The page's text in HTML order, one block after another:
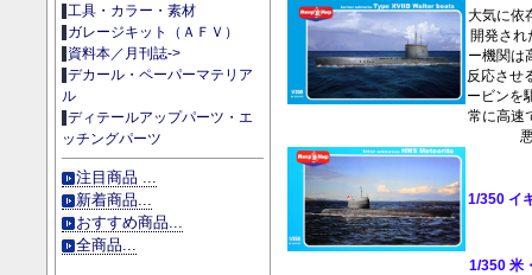
工具・カラー・素材
ガレージキット（ＡＦＶ）
資料本／月刊誌->
デカール・ペーパーマテリア
ル
ディテールアップパーツ・エ
ッチングパーツ
注目商品 ...
新着商品...
おすすめ商品...
全商品...
大気に依
開発され
ー機関は
反応させ
ービンを
常に高速
1/350 イ
1/350 米